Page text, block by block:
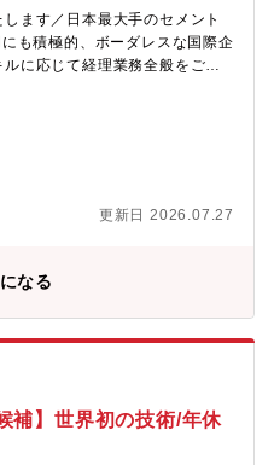
ます／日本最大手のセメント
も積極的、ボーダレスな国際企
に応じて経理業務全般をご担
ります。■月次／年次決算 ■連
■有価証券報告書作成 ■税務
予算編成業務等の各種会計業
工場・事業部・支店・海外事
転勤有）のため、経理部門に
。【募集背景】■経理業務の高
化の為、増員募集。【組織構
名（50代2名、40代7名、30代
プ（単体/連結決算・管理会
機能が分かれております。■支
変わりますが、管理職1名＋メ
す。※面談等を通じて伺った希
慮いたします。適性と組織状
工場(6か所)、グループ会社の
更新日 2026.07.27
なる
補】世界初の技術/年休